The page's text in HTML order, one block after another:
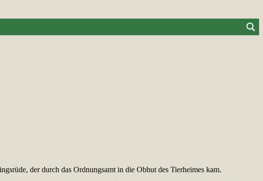
der durch das Ordnungsamt in die Obhut des Tierheimes kam.